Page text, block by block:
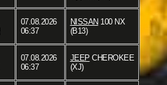
07.08.2026
06:37
NISSAN 100 NX
(B13)
07.08.2026
06:37
JEEP CHEROKEE
(XJ)